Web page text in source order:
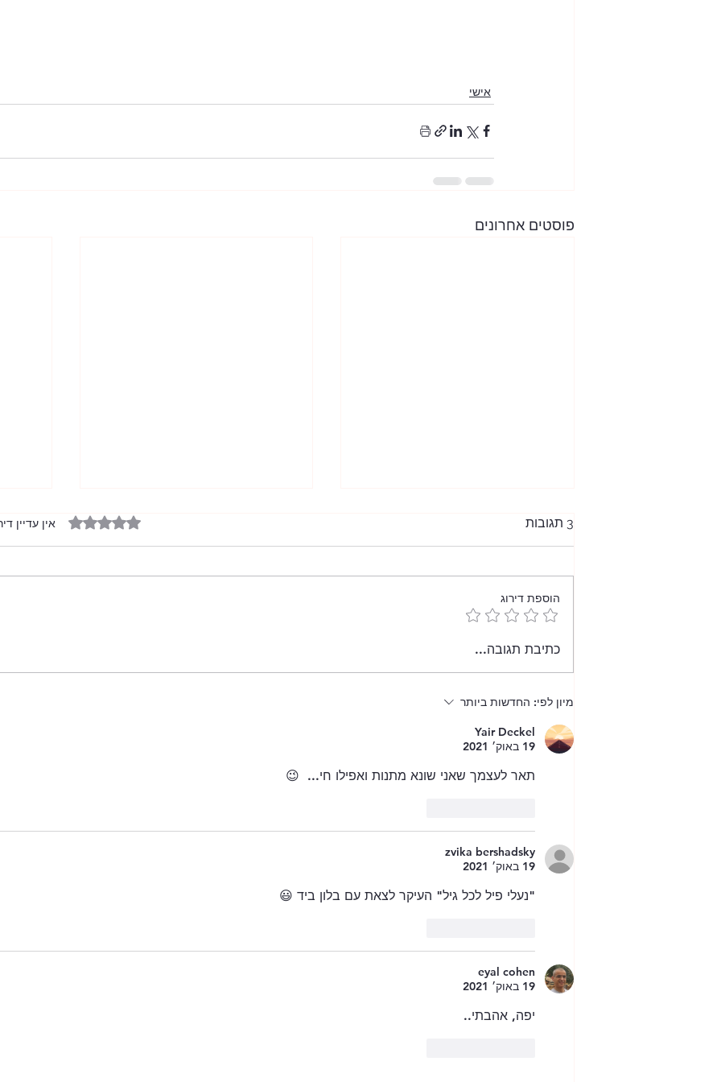
אישי
פוסטים אחרונים
כמהין בשמי אומבריה
3 תגובות דירוג של 0 מתוך 5 כוכבים אין עדיין
הוספת דירוג
כתיבת תגובה...
מיון לפי: החדשות ביותר
Yair Deckel
19 באוק׳ 2021
תאר לעצמך שאני שונא מתנות ואפילו חי...  😉
zvika bershadsky
19 באוק׳ 2021
"נעלי פיל לכל גיל" העיקר לצאת עם בלון ביד 😃
eyal cohen
19 באוק׳ 2021
יפה, אהבתי..